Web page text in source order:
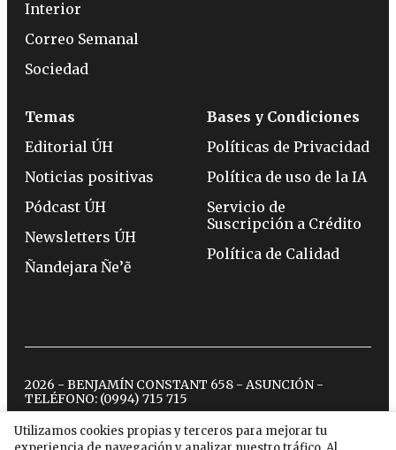
Utilizamos cookies propias y terceros para mejorar tu
Interior
Correo Semanal
Sociedad
Temas
Editorial ÚH
Noticias positivas
Pódcast ÚH
Newsletters ÚH
Ñandejara Ñe’ẽ
Bases y Condiciones
Políticas de Privacidad
Política de uso de la IA
Servicio de
Suscripción a Crédito
Política de Calidad
2026 - BENJAMÍN CONSTANT 658 - ASUNCIÓN -
TELÉFONO: (0994) 715 715